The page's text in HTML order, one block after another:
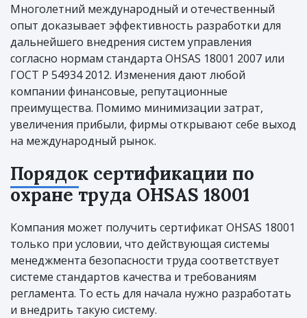
Многолетний международный и отечественный
опыт доказывает эффективность разработки для
дальнейшего внедрения систем управления
согласно нормам стандарта OHSAS 18001 2007 или
ГОСТ Р 54934 2012. Изменения дают любой
компании финансовые, репутационные
преимущества. Помимо минимизации затрат,
увеличения прибыли, фирмы открывают себе выход
на международный рынок.
Порядок сертификации по
охране труда OHSAS 18001
Компания может получить сертификат OHSAS 18001
только при условии, что действующая системы
менеджмента безопасности труда соответствует
системе стандартов качества и требованиям
регламента. То есть для начала нужно разработать
и внедрить такую систему.